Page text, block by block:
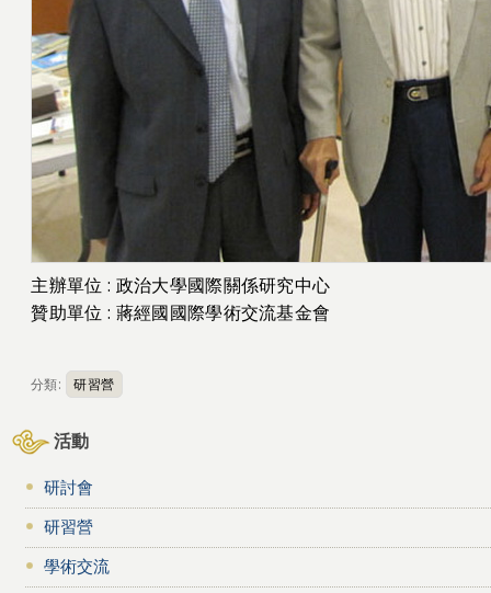
主辦單位 : 政治大學國際關係研究中心
贊助單位 : 蔣經國國際學術交流基金會
分類: 研習營
活動
研討會
研習營
學術交流